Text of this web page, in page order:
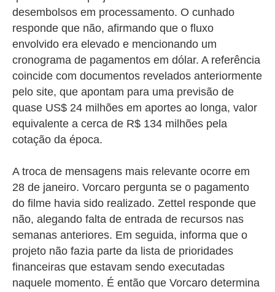
desembolsos em processamento. O cunhado
responde que não, afirmando que o fluxo
envolvido era elevado e mencionando um
cronograma de pagamentos em dólar. A referência
coincide com documentos revelados anteriormente
pelo site, que apontam para uma previsão de
quase US$ 24 milhões em aportes ao longa, valor
equivalente a cerca de R$ 134 milhões pela
cotação da época.
A troca de mensagens mais relevante ocorre em
28 de janeiro. Vorcaro pergunta se o pagamento
do filme havia sido realizado. Zettel responde que
não, alegando falta de entrada de recursos nas
semanas anteriores. Em seguida, informa que o
projeto não fazia parte da lista de prioridades
financeiras que estavam sendo executadas
naquele momento. É então que Vorcaro determina